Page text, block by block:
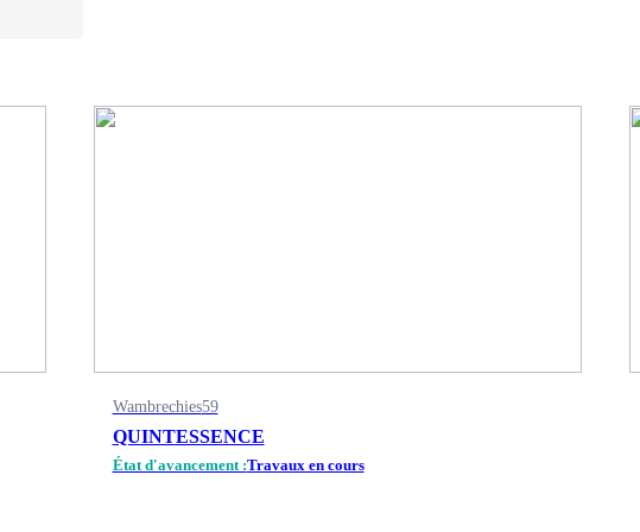
Wambrechies59
QUINTESSENCE
État d'avancement :Travaux en cours